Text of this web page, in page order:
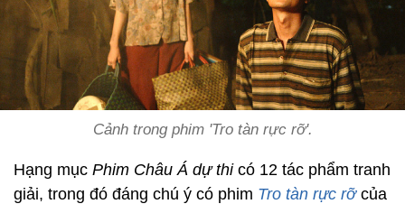
Cảnh trong phim 'Tro tàn rực rỡ'.
Hạng mục Phim Châu Á dự thi có 12 tác phẩm tranh
giải, trong đó đáng chú ý có phim Tro tàn rực rỡ của